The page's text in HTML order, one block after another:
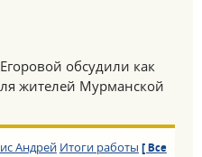
обсудили как
жителей Мурманской
Андрей Итоги работы [ Все